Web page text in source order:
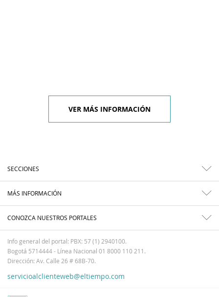
VER MÁS INFORMACIÓN
SECCIONES
MÁS INFORMACIÓN
CONOZCA NUESTROS PORTALES
Info general del portal: PBX: 57 (1) 2940100.
Bogotá 5714444 - Línea Nacional 01 8000 110 211.
Dirección: Av. Calle 26 # 68B-70.
servicioalclienteweb@eltiempo.com